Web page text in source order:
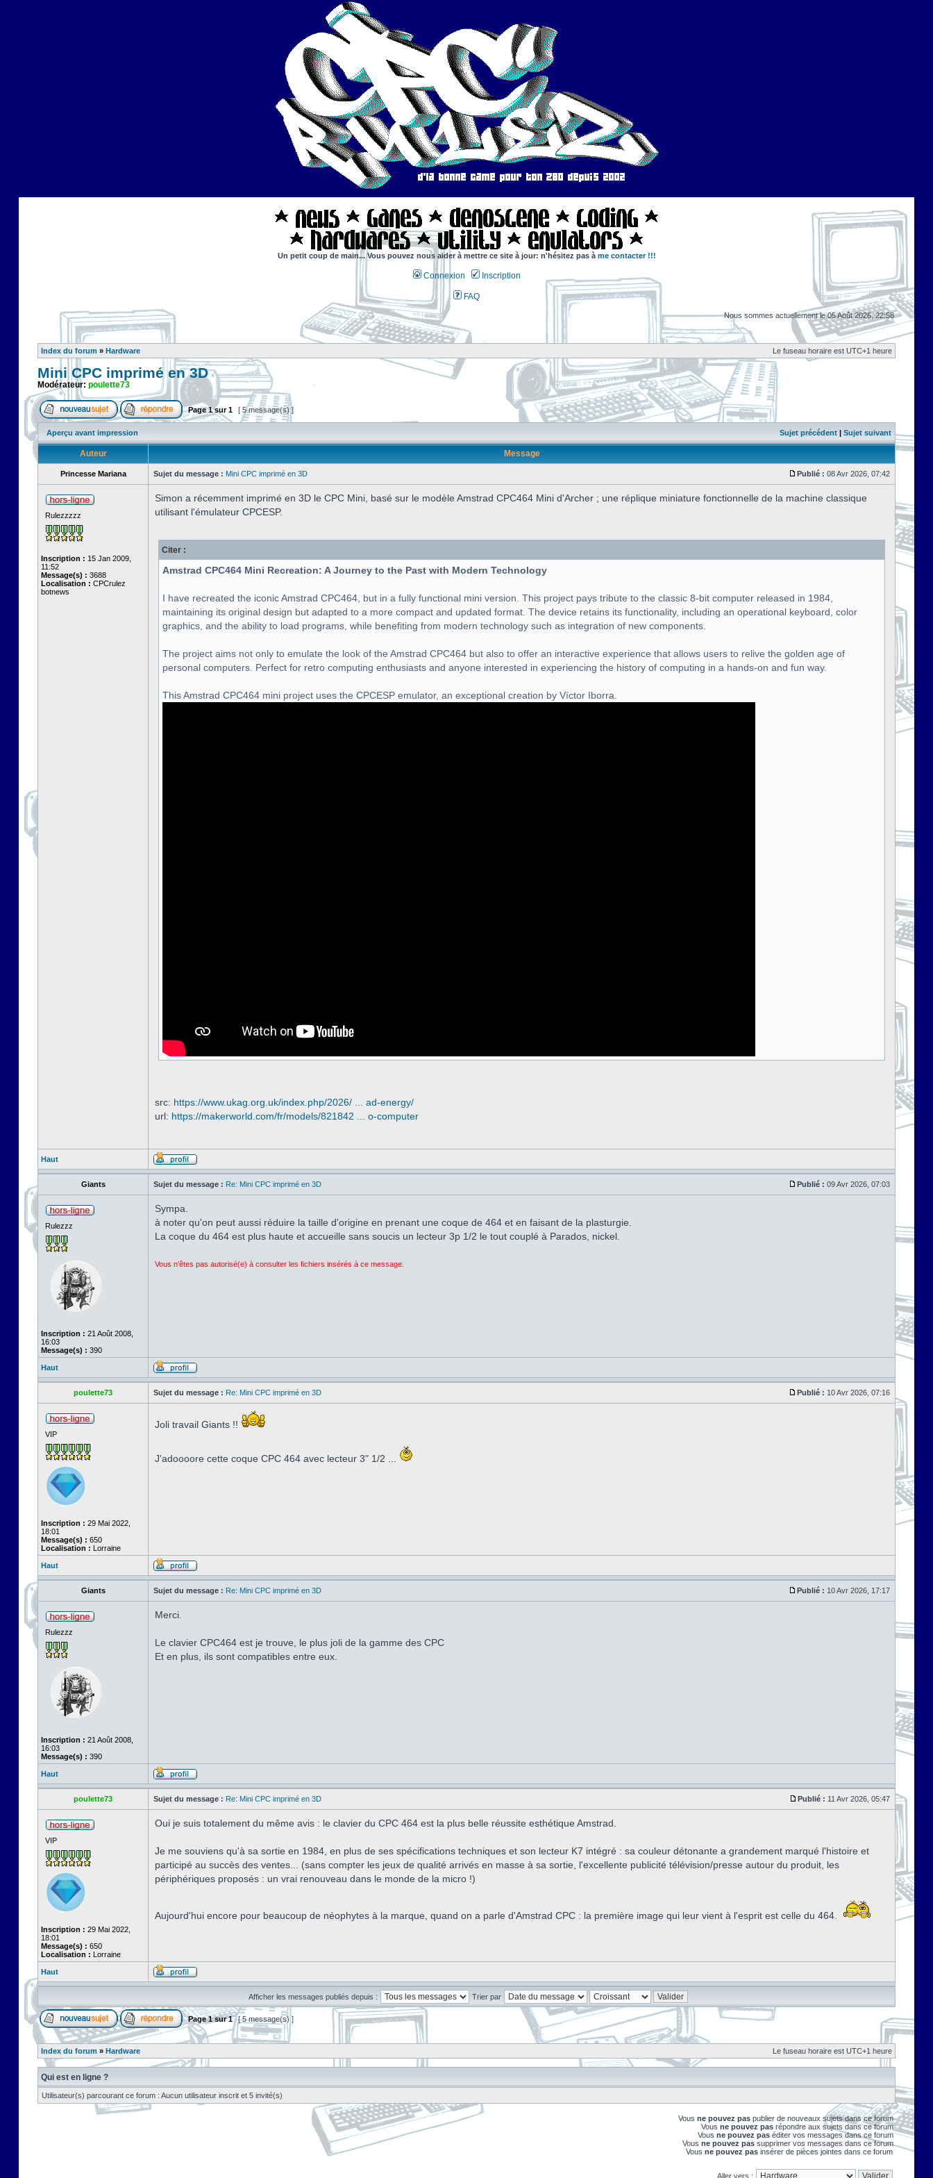
Un petit coup de main... Vous pouvez nous aider à mettre ce site à jour: n'hésitez pas à me contacter !!!
Connexion Inscription
FAQ
Nous sommes actuellement le 05 Août 2026, 22:58
Index du forum » Hardware Le fuseau horaire est UTC+1 heure
Mini CPC imprimé en 3D
Modérateur: poulette73
Page1sur1 [ 5 message(s) ]
Aperçu avant impression Sujet précédent | Sujet suivant
Auteur Message
Princesse Mariana Sujet du message : Mini CPC imprimé en 3D Publié : 08 Avr 2026, 07:42
Rulezzzzz
Inscription : 15 Jan 2009,
11:52
Message(s) : 3688
Localisation : CPCrulez
botnews
Simon a récemment imprimé en 3D le CPC Mini, basé sur le modèle Amstrad CPC464 Mini d'Archer ; une réplique miniature fonctionnelle de la machine classique
utilisant l'émulateur CPCESP.
Citer :
Amstrad CPC464 Mini Recreation: A Journey to the Past with Modern Technology
I have recreated the iconic Amstrad CPC464, but in a fully functional mini version. This project pays tribute to the classic 8-bit computer released in 1984,
maintaining its original design but adapted to a more compact and updated format. The device retains its functionality, including an operational keyboard, color
graphics, and the ability to load programs, while benefiting from modern technology such as integration of new components.
The project aims not only to emulate the look of the Amstrad CPC464 but also to offer an interactive experience that allows users to relive the golden age of
personal computers. Perfect for retro computing enthusiasts and anyone interested in experiencing the history of computing in a hands-on and fun way.
This Amstrad CPC464 mini project uses the CPCESP emulator, an exceptional creation by Víctor Iborra.
src: https://www.ukag.org.uk/index.php/2026/ ... ad-energy/
url: https://makerworld.com/fr/models/821842 ... o-computer
Haut
Giants Sujet du message : Re: Mini CPC imprimé en 3D Publié : 09 Avr 2026, 07:03
Rulezzz
Inscription : 21 Août 2008,
16:03
Message(s) : 390
Sympa.
à noter qu'on peut aussi réduire la taille d'origine en prenant une coque de 464 et en faisant de la plasturgie.
La coque du 464 est plus haute et accueille sans soucis un lecteur 3p 1/2 le tout couplé à Parados, nickel.
Vous n’êtes pas autorisé(e) à consulter les fichiers insérés à ce message.
Haut
poulette73 Sujet du message : Re: Mini CPC imprimé en 3D Publié : 10 Avr 2026, 07:16
VIP
Inscription : 29 Mai 2022,
18:01
Message(s) : 650
Localisation : Lorraine
Joli travail Giants !!
J'adoooore cette coque CPC 464 avec lecteur 3" 1/2 ...
Haut
Giants Sujet du message : Re: Mini CPC imprimé en 3D Publié : 10 Avr 2026, 17:17
Rulezzz
Inscription : 21 Août 2008,
16:03
Message(s) : 390
Merci.
Le clavier CPC464 est je trouve, le plus joli de la gamme des CPC
Et en plus, ils sont compatibles entre eux.
Haut
poulette73 Sujet du message : Re: Mini CPC imprimé en 3D Publié : 11 Avr 2026, 05:47
VIP
Inscription : 29 Mai 2022,
18:01
Message(s) : 650
Localisation : Lorraine
Oui je suis totalement du même avis : le clavier du CPC 464 est la plus belle réussite esthétique Amstrad.
Je me souviens qu'à sa sortie en 1984, en plus de ses spécifications techniques et son lecteur K7 intégré : sa couleur détonante a grandement marqué l'histoire et
participé au succès des ventes... (sans compter les jeux de qualité arrivés en masse à sa sortie, l'excellente publicité télévision/presse autour du produit, les
périphériques proposés : un vrai renouveau dans le monde de la micro !)
Aujourd'hui encore pour beaucoup de néophytes à la marque, quand on a parle d'Amstrad CPC : la première image qui leur vient à l'esprit est celle du 464.
Haut
Afficher les messages publiés depuis : Trier par
Page1sur1 [ 5 message(s) ]
Index du forum » Hardware Le fuseau horaire est UTC+1 heure
Qui est en ligne ?
Utilisateur(s) parcourant ce forum : Aucun utilisateur inscrit et 5 invité(s)
Vous ne pouvez pas publier de nouveaux sujets dans ce forum
Vous ne pouvez pas répondre aux sujets dans ce forum
Vous ne pouvez pas éditer vos messages dans ce forum
Vous ne pouvez pas supprimer vos messages dans ce forum
Vous ne pouvez pas insérer de pièces jointes dans ce forum
Aller vers :